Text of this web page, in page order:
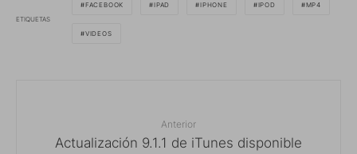
ETIQUETAS
FACEBOOK IPAD IPHONE IPOD MP4
VIDEOS
Anterior
Actualización 9.1.1 de iTunes disponible